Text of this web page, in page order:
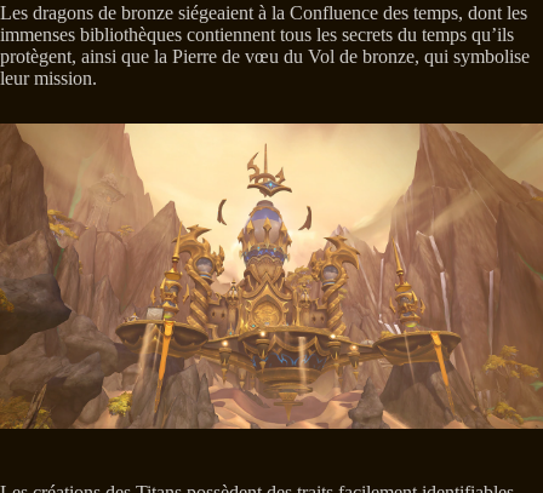
Les dragons de bronze siégeaient à la Confluence des temps, dont les
immenses bibliothèques contiennent tous les secrets du temps qu’ils
protègent, ainsi que la Pierre de vœu du Vol de bronze, qui symbolise
leur mission.